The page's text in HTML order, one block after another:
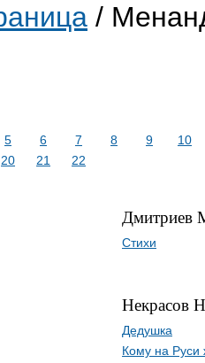
/
5 6 7 8 9
10
20 21 22
Дмитриев
Стихи
Некрасов
Дедушка
Кому на Руси